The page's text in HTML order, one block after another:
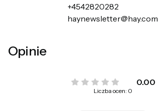
+4542820282
haynewsletter@hay.com
Opinie
0.00
Liczba ocen: 0